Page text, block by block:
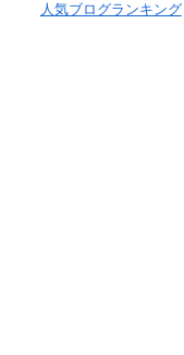
人気ブログランキング